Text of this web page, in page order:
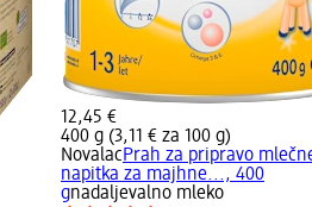
12,45 €
400 g (3,11 € za 100 g)
NovalacPrah za pripravo
napitka za majhne..., 400
gnadaljevalno mleko